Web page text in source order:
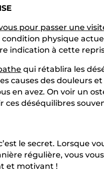
pour passer une
physique
indication à cette
qui rétablira les
causes des douleurs
en avez. On voir un
ces déséquilibres
le secret. Lorsque
régulière, vous
et motivant !